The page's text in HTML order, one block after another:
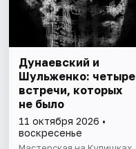
Дунаевский и
Шульженко: четыре
встречи, которых
не было
11 октября 2026 •
воскресенье